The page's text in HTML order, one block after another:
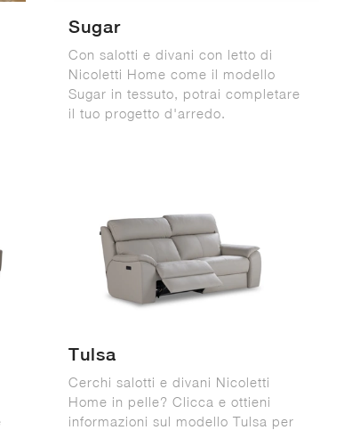
Sugar
Con salotti e divani con letto di
Nicoletti Home come il modello
Sugar in tessuto, potrai completare
il tuo progetto d'arredo.
Tulsa
Cerchi salotti e divani Nicoletti
Home in pelle? Clicca e ottieni
informazioni sul modello Tulsa per